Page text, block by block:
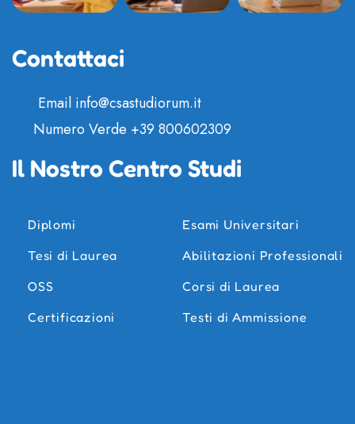
Contattaci
Email info@csastudiorum.it
Numero Verde +39 800602309
Il Nostro Centro Studi
Diplomi
Esami Universitari
Tesi di Laurea
Abilitazioni Professionali
OSS
Corsi di Laurea
Certificazioni
Testi di Ammissione